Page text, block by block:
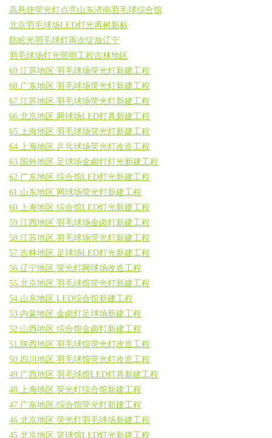
高悬挂荧光灯点亮山东济南羽毛球综合馆
北京羽毛球场LED灯光再树新标
防眩光羽毛球灯再次绽放辽宁
羽毛球场灯光照明工程吉林地区
69.江苏地区.羽毛球场荧光灯新建工程
68.广东地区.羽毛球场荧光灯新建工程
67.江苏地区.羽毛球场荧光灯新建工程
66.北京地区.网球场LED灯具新建工程
65.上海地区.羽毛球场荧光灯新建工程
64.上海地区.乒乓球场荧光灯改造工程
63.国外地区.足球场金卤灯灯光新建工程
62.广东地区.综合馆LED灯光新建工程
61.山东地区.网球场荧光灯新建工程
60.上海地区.综合馆LED灯光新建工程
59.江西地区.羽毛球场金卤灯新建工程
58.江苏地区.羽毛球场荧光灯新建工程
57.吉林地区.足球场LED灯光新建工程
56.辽宁地区.荧光灯网球场改造工程
55.北京地区.羽毛球馆荧光灯新建工程
54.山东地区.LED综合馆新建工程
53.内蒙地区.金卤灯足球场新建工程
52.山西地区.综合馆金卤灯新建工程
51.陕西地区.羽毛球馆荧光灯改造工程
50.四川地区.羽毛球馆荧光灯改造工程
49.广西地区.羽毛球馆LED灯具新建工程
48.上海地区.荧光灯综合馆新建工程
47.广东地区.综合馆荧光灯新建工程
46.北京地区.荧光灯羽毛球场新建工程
45.北京地区.篮球馆LED灯光新建工程